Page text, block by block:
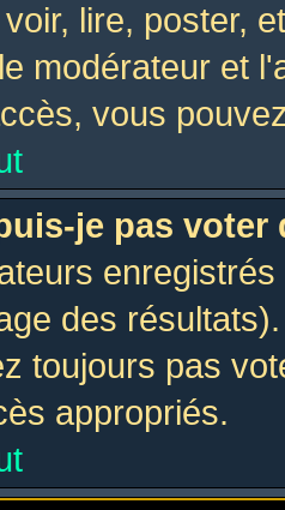
lire, poster,
modérateur et
vous
je pas voter
des
toujours pas
appropriés.